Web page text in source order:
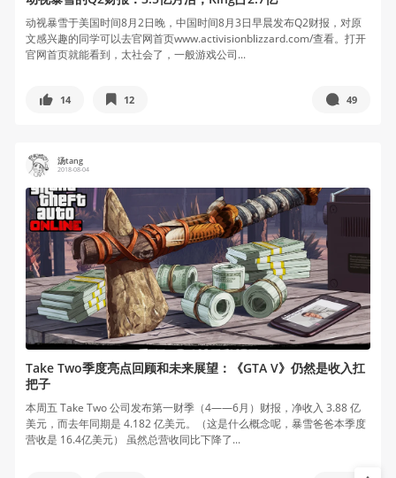
动视暴雪于美国时间8月2日晚，中国时间8月3日早晨发布Q2财报，对原
文感兴趣的同学可以去官网首页www.activisionblizzard.com/查看。打开
官网首页就能看到，太社会了，一般游戏公司...
14 12 49
汤tang
2018-08-04
Take Two季度亮点回顾和未来展望：《GTA V》仍然是收入扛
把子
本周五 Take Two 公司发布第一财季（4——6月）财报，净收入 3.88 亿
美元，而去年同期是 4.182 亿美元。（这是什么概念呢，暴雪爸爸本季度
营收是 16.4亿美元） 虽然总营收同比下降了...